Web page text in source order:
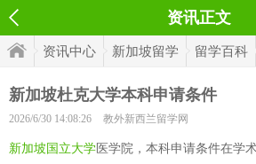
资讯正文
资讯中心 新加坡留学 留学百科
新加坡杜克大学本科申请条件
2026/6/30 14:08:26 教外新西兰留学网
新加坡国立大学 医学院，本科申请条件在学